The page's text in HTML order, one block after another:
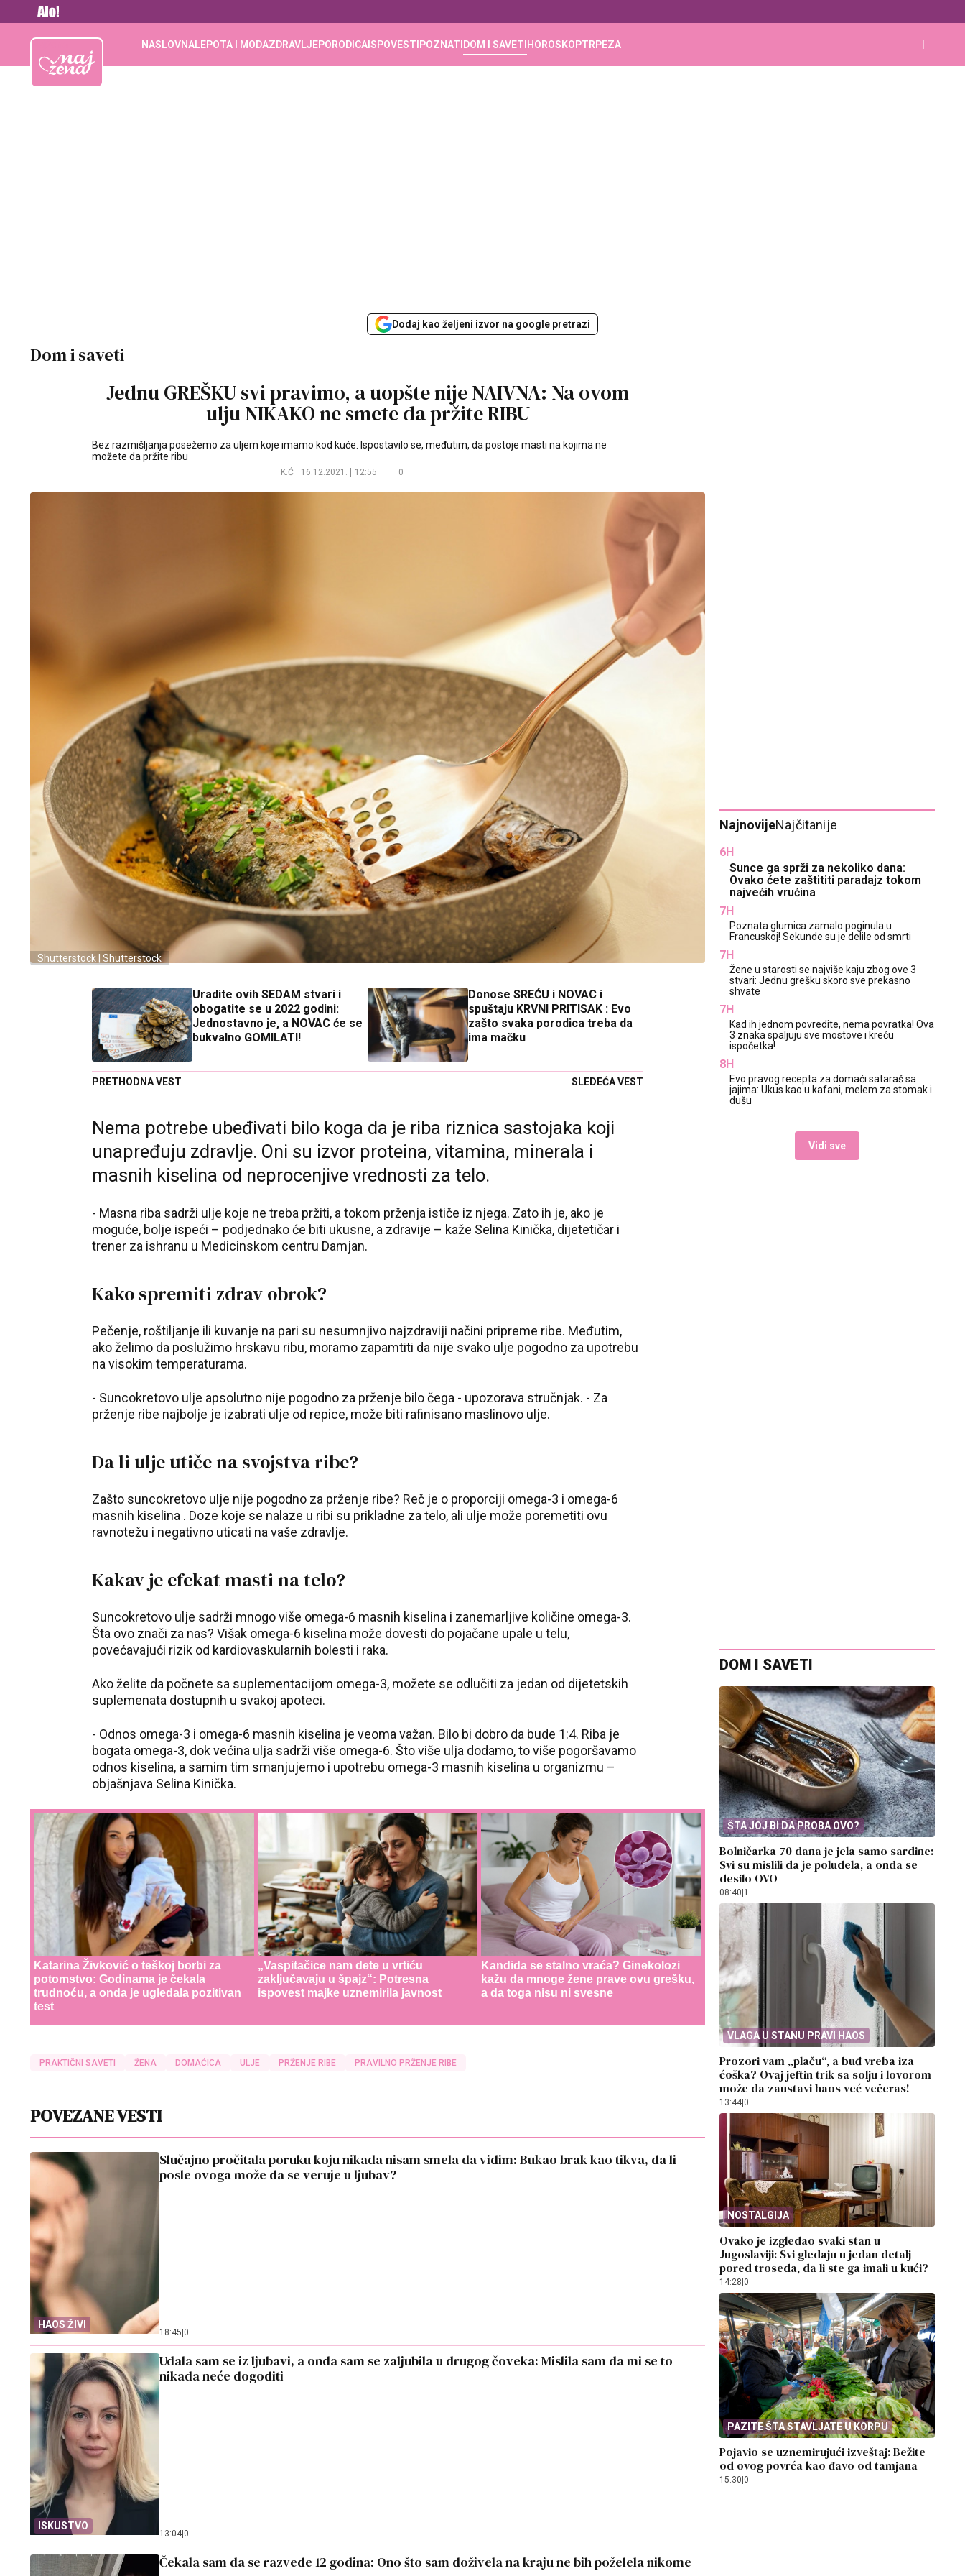
Najžena NASLOVNALEPOTA I MODAZDRAVLJEPORODICA ISPOVESTI POZNATI DOM I SAVETI HOROSKOPTRPEZA
Dodaj kao željeni izvor na google pretrazi
Dom i saveti
Jednu GREŠKU svi pravimo, a uopšte nije NAIVNA: Na ovom
ulju NIKAKO ne smete da pržite RIBU
Bez razmišljanja posežemo za uljem koje imamo kod kuće. Ispostavilo se, međutim, da postoje masti na kojima ne
možete da pržite ribu
K.Ć 16.12.2021. 12:55 0
Shutterstock | Shutterstock
Uradite ovih SEDAM stvari i
obogatite se u 2022 godini:
Jednostavno je, a NOVAC će se
bukvalno GOMILATI!
PRETHODNA VEST
Donose SREĆU i NOVAC i
spuštaju KRVNI PRITISAK : Evo
zašto svaka porodica treba da
ima mačku
SLEDEĆA VEST
Nema potrebe ubeđivati bilo koga da je riba riznica sastojaka koji
unapređuju zdravlje. Oni su izvor proteina, vitamina, minerala i
masnih kiselina od neprocenjive vrednosti za telo.
- Masna riba sadrži ulje koje ne treba pržiti, a tokom prženja ističe iz njega. Zato ih je, ako je
moguće, bolje ispeći – podjednako će biti ukusne, a zdravije – kaže Selina Kinička, dijetetičar i
trener za ishranu u Medicinskom centru Damjan.
Kako spremiti zdrav obrok?
Pečenje, roštiljanje ili kuvanje na pari su nesumnjivo najzdraviji načini pripreme ribe. Međutim,
ako želimo da poslužimo hrskavu ribu, moramo zapamtiti da nije svako ulje pogodno za upotrebu
na visokim temperaturama.
- Suncokretovo ulje apsolutno nije pogodno za prženje bilo čega - upozorava stručnjak. - Za
prženje ribe najbolje je izabrati ulje od repice, može biti rafinisano maslinovo ulje.
Da li ulje utiče na svojstva ribe?
Zašto suncokretovo ulje nije pogodno za prženje ribe? Reč je o proporciji omega-3 i omega-6
masnih kiselina . Doze koje se nalaze u ribi su prikladne za telo, ali ulje može poremetiti ovu
ravnotežu i negativno uticati na vaše zdravlje.
Kakav je efekat masti na telo?
Suncokretovo ulje sadrži mnogo više omega-6 masnih kiselina i zanemarljive količine omega-3.
Šta ovo znači za nas? Višak omega-6 kiselina može dovesti do pojačane upale u telu,
povećavajući rizik od kardiovaskularnih bolesti i raka.
Ako želite da počnete sa suplementacijom omega-3, možete se odlučiti za jedan od dijetetskih
suplemenata dostupnih u svakoj apoteci.
- Odnos omega-3 i omega-6 masnih kiselina je veoma važan. Bilo bi dobro da bude 1:4. Riba je
bogata omega-3, dok većina ulja sadrži više omega-6. Što više ulja dodamo, to više pogoršavamo
odnos kiselina, a samim tim smanjujemo i upotrebu omega-3 masnih kiselina u organizmu –
objašnjava Selina Kinička.
Katarina Živković o teškoj borbi za
potomstvo: Godinama je čekala
trudnoću, a onda je ugledala pozitivan
test
„Vaspitačice nam dete u vrtiću
zaključavaju u špajz“: Potresna
ispovest majke uznemirila javnost
Kandida se stalno vraća? Ginekolozi
kažu da mnoge žene prave ovu grešku,
a da toga nisu ni svesne
PRAKTIČNI SAVETI ŽENA DOMAĆICA ULJE PRŽENJE RIBE PRAVILNO PRŽENJE RIBE
POVEZANE VESTI
HAOS ŽIVI
Slučajno pročitala poruku koju nikada nisam smela da vidim: Bukao brak kao tikva, da li
posle ovoga može da se veruje u ljubav?
18:45 0
ISKUSTVO
Udala sam se iz ljubavi, a onda sam se zaljubila u drugog čoveka: Mislila sam da mi se to
nikada neće dogoditi
13:04 0
Čekala sam da se razvede 12 godina: Ono što sam doživela na kraju ne bih poželela nikome
NajnovijeNajčitanije
6H
Sunce ga sprži za nekoliko dana:
Ovako ćete zaštititi paradajz tokom
najvećih vrućina
7H
Poznata glumica zamalo poginula u
Francuskoj! Sekunde su je delile od smrti
7H
Žene u starosti se najviše kaju zbog ove 3
stvari: Jednu grešku skoro sve prekasno
shvate
7H
Kad ih jednom povredite, nema povratka! Ova
3 znaka spaljuju sve mostove i kreću
ispočetka!
8H
Evo pravog recepta za domaći sataraš sa
jajima: Ukus kao u kafani, melem za stomak i
dušu
Vidi sve
DOM I SAVETI
ŠTA JOJ BI DA PROBA OVO?
Bolničarka 70 dana je jela samo sardine:
Svi su mislili da je poludela, a onda se
desilo OVO
08:40 1
VLAGA U STANU PRAVI HAOS
Prozori vam „plaču“, a buđ vreba iza
ćoška? Ovaj jeftin trik sa solju i lovorom
može da zaustavi haos već večeras!
13:44 0
NOSTALGIJA
Ovako je izgledao svaki stan u
Jugoslaviji: Svi gledaju u jedan detalj
pored troseda, da li ste ga imali u kući?
14:28 0
PAZITE ŠTA STAVLJATE U KORPU
Pojavio se uznemirujući izveštaj: Bežite
od ovog povrća kao đavo od tamjana
15:30|0